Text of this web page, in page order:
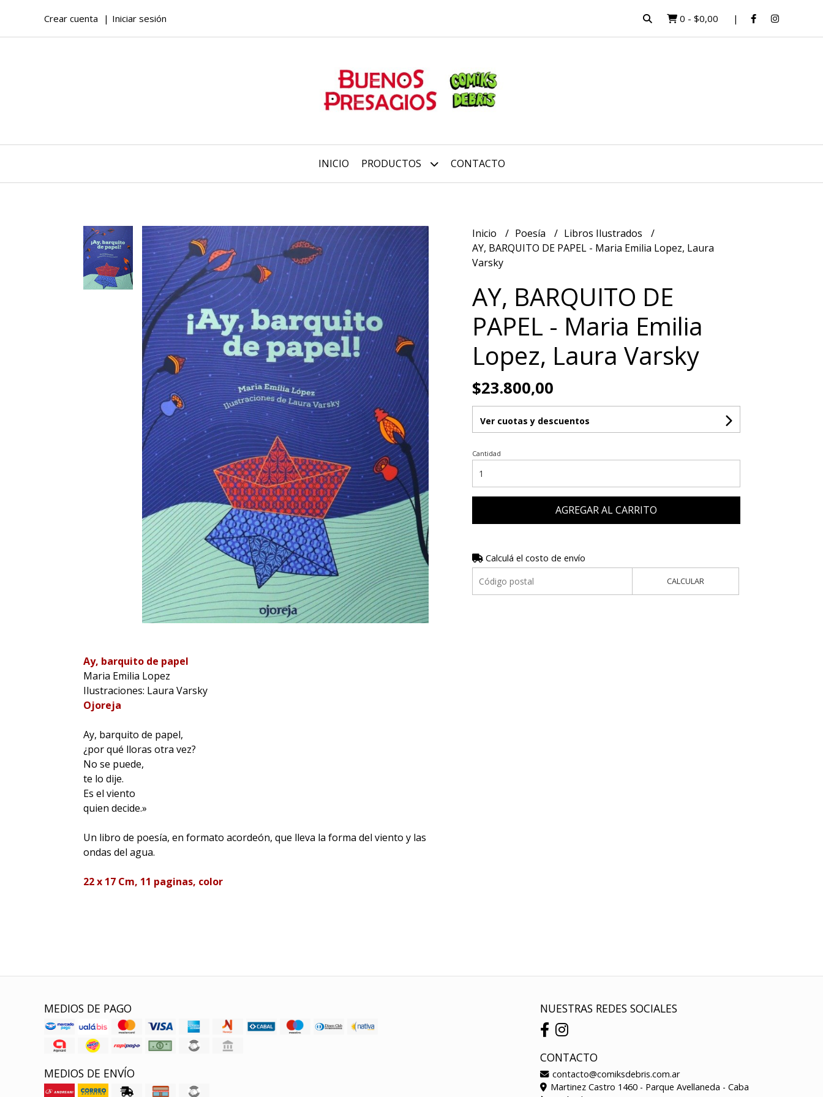
Crear cuenta Iniciar sesión 0 - $0,00
INICIO PRODUCTOS CONTACTO
Ay, barquito de papel
Maria Emilia Lopez
Ilustraciones: Laura Varsky
Ojoreja
Ay, barquito de papel,
¿por qué lloras otra vez?
No se puede,
te lo dije.
Es el viento
quien decide.»
Un libro de poesía, en formato acordeón, que lleva la forma del viento y las
ondas del agua.
22 x 17 Cm, 11 paginas, color
Inicio Poesía
Libros Ilustrados
AY, BARQUITO DE PAPEL - Maria Emilia Lopez, Laura
Varsky
AY, BARQUITO DE
PAPEL - Maria Emilia
Lopez, Laura Varsky
$23.800,00
Ver cuotas y descuentos
Cantidad
AGREGAR AL CARRITO
Calculá el costo de envío
CALCULAR
MEDIOS DE PAGO
MEDIOS DE ENVÍO
NUESTRAS REDES SOCIALES
CONTACTO
contacto@comiksdebris.com.ar
Martinez Castro 1460 - Parque Avellaneda - Caba